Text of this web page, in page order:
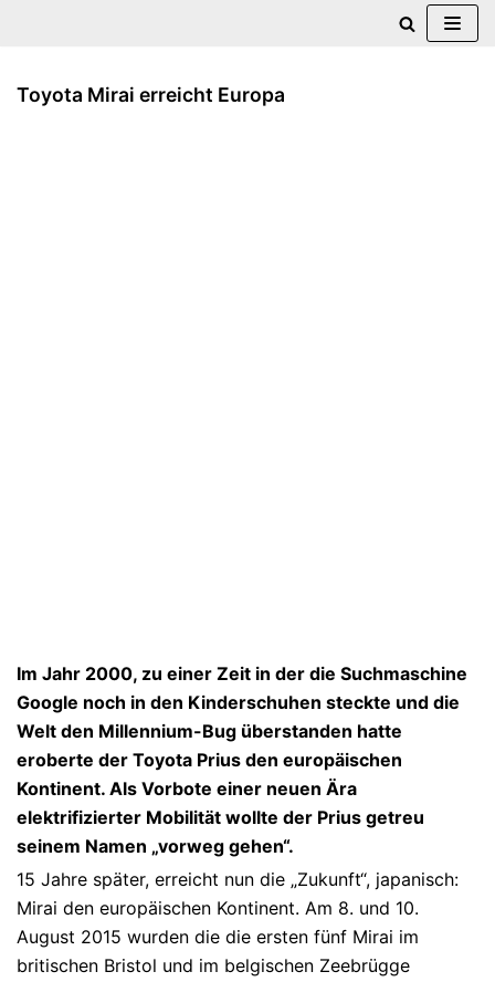
Inhalt
Toyota Mirai erreicht Europa
Im Jahr 2000, zu einer Zeit in der die Suchmaschine
Google noch in den Kinderschuhen steckte und die
Welt den Millennium-Bug überstanden hatte
eroberte der Toyota Prius den europäischen
Kontinent. Als Vorbote einer neuen Ära
elektrifizierter Mobilität wollte der Prius getreu
seinem Namen „vorweg gehen“.
15 Jahre später, erreicht nun die „Zukunft“, japanisch:
Mirai den europäischen Kontinent. Am 8. und 10.
August 2015 wurden die die ersten fünf Mirai im
britischen Bristol und im belgischen Zeebrügge